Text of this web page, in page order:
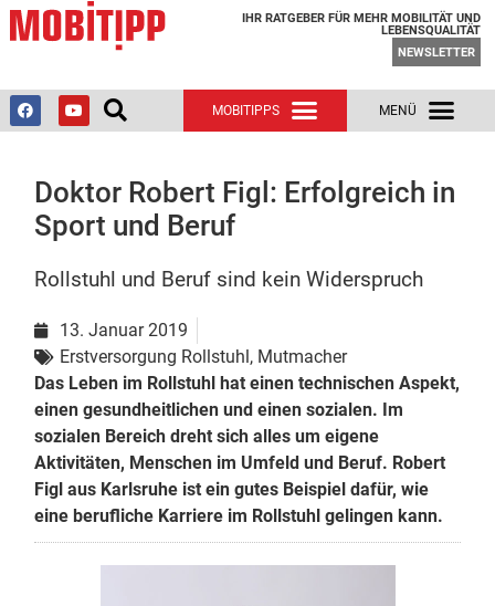
IHR RATGEBER FÜR MEHR MOBILITÄT UND
LEBENSQUALITÄT
NEWSLETTER
Doktor Robert Figl: Erfolgreich in
Sport und Beruf
Rollstuhl und Beruf sind kein Widerspruch
13. Januar 2019
Erstversorgung Rollstuhl, Mutmacher
Das Leben im Rollstuhl hat einen technischen Aspekt,
einen gesundheitlichen und einen sozialen. Im
sozialen Bereich dreht sich alles um eigene
Aktivitäten, Menschen im Umfeld und Beruf. Robert
Figl aus Karlsruhe ist ein gutes Beispiel dafür, wie
eine berufliche Karriere im Rollstuhl gelingen kann.